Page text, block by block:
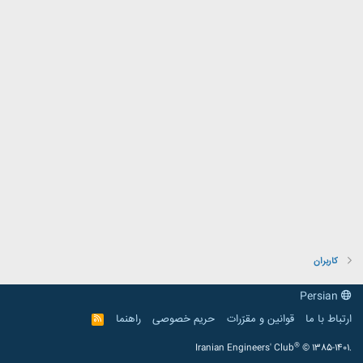
کاربران
ارتباط با ما
قوانین و مقرّرات حریم خصوصی راهنما
R
S
Iranian Engineers' Club® © 1385-1401.